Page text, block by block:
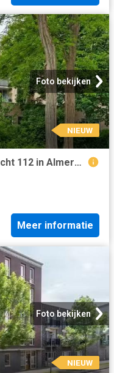
Foto bekijken
NIEUW
Appartement te koop Marktgracht 112 in Almere voor € 338.286
Meer informatie
Foto bekijken
NIEUW